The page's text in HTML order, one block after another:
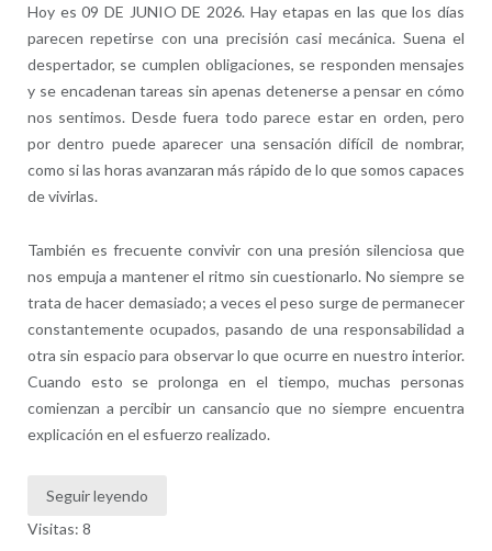
Hoy es 09 DE JUNIO DE 2026. Hay etapas en las que los días
parecen repetirse con una precisión casi mecánica. Suena el
despertador, se cumplen obligaciones, se responden mensajes
y se encadenan tareas sin apenas detenerse a pensar en cómo
nos sentimos. Desde fuera todo parece estar en orden, pero
por dentro puede aparecer una sensación difícil de nombrar,
como si las horas avanzaran más rápido de lo que somos capaces
de vivirlas.
También es frecuente convivir con una presión silenciosa que
nos empuja a mantener el ritmo sin cuestionarlo. No siempre se
trata de hacer demasiado; a veces el peso surge de permanecer
constantemente ocupados, pasando de una responsabilidad a
otra sin espacio para observar lo que ocurre en nuestro interior.
Cuando esto se prolonga en el tiempo, muchas personas
comienzan a percibir un cansancio que no siempre encuentra
explicación en el esfuerzo realizado.
Seguir leyendo
Visitas: 8